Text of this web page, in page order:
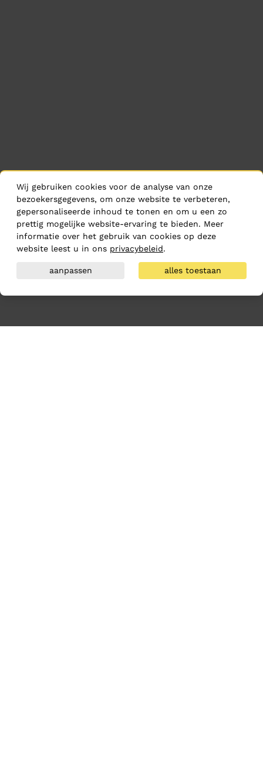
Wij gebruiken cookies voor de analyse van onze
bezoekersgegevens, om onze website te verbeteren,
gepersonaliseerde inhoud te tonen en om u een zo
prettig mogelijke website-ervaring te bieden. Meer
informatie over het gebruik van cookies op deze
website leest u in ons privacybeleid.
aanpassen alles toestaan